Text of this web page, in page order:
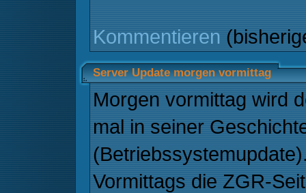
Kommentieren
Server Update morgen vormittag
Morgen vormittag wird
mal in seiner
Vormittags die ZGR-